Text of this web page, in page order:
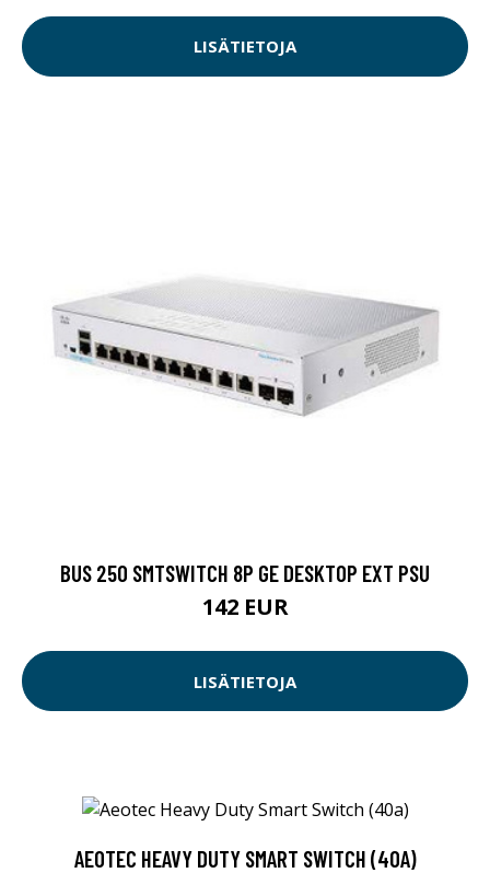
LISÄTIETOJA
BUS 250 SMTSWITCH 8P GE DESKTOP EXT PSU
142 EUR
LISÄTIETOJA
AEOTEC HEAVY DUTY SMART SWITCH (40A)